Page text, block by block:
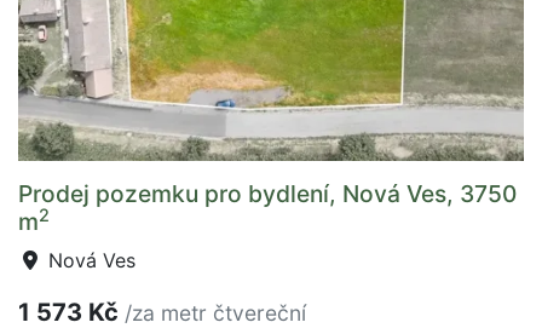
Prodej pozemku pro bydlení, Nová Ves, 3750
m2
Nová Ves
1 573 Kč /za metr čtvereční